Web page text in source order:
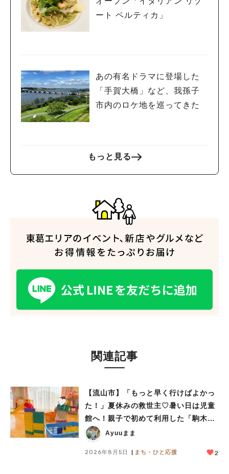
ート ペルティカ」
あの有名ドラマに登場した
「手賀大橋」など、我孫子
市内のロケ地を巡ってきた
もっと見る
関連記事
【流山市】「もっと早く行けばよかっ
た！」夏休みの救世主♡暑い日は児童
館へ！親子で初めて利用した「駒木台
児童館」レポート
Ayuuまま
2026年8月5日 まち・ひと応援 2